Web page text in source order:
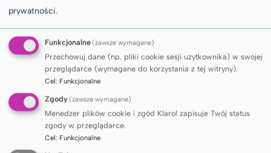
prywatności.
Funkcjonalne(zawsze wymagane)
Przechowuj dane (np. pliki cookie sesji użytkownika) w swojej
przeglądarce (wymagane do korzystania z tej witryny).
Cel: Funkcjonalne
Zgody(zawsze wymagane)
Menedżer plików cookie i zgód Klaro! zapisuje Twój status
zgody w przeglądarce.
Cel: Funkcjonalne